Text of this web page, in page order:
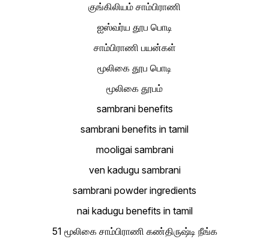
குங்கிலியம் சாம்பிராணி
ஐஸ்வர்ய தூப பொடி
சாம்பிராணி பயன்கள்
மூலிகை தூப பொடி
மூலிகை தூபம்
sambrani benefits
sambrani benefits in tamil
mooligai sambrani
ven kadugu sambrani
sambrani powder ingredients
nai kadugu benefits in tamil
51 மூலிகை சாம்பிராணி கண்திருஷ்டி நீங்க